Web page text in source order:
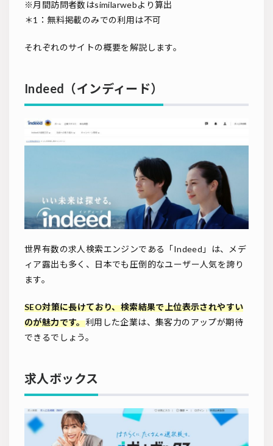
※月間訪問者数はsimilarwebより算出
＊1：無料掲載のみでの利用は不可
それぞれのサイトの概要を解説します。
Indeed（インディード）
世界有数の求人検索エンジンである「Indeed」は、メデ
ィア露出も多く、日本でも圧倒的なユーザー人気を誇り
ます。
SEO対策に長けており、検索結果で上位表示されやすい
のが魅力です。利用した企業は、集客力のアップが期待
できるでしょう。
求人ボックス